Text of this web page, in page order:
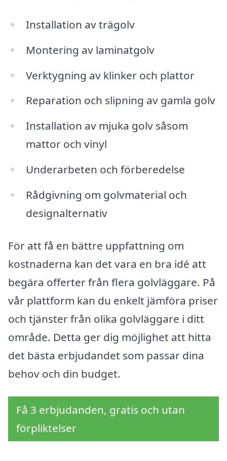
Installation av trägolv
Montering av laminatgolv
Verktygning av klinker och plattor
Reparation och slipning av gamla golv
Installation av mjuka golv såsom
mattor och vinyl
Underarbeten och förberedelse
Rådgivning om golvmaterial och
designalternativ
För att få en bättre uppfattning om
kostnaderna kan det vara en bra idé att
begära offerter från flera golvläggare. På
vår plattform kan du enkelt jämföra priser
och tjänster från olika golvläggare i ditt
område. Detta ger dig möjlighet att hitta
det bästa erbjudandet som passar dina
behov och din budget.
Få 3 erbjudanden, gratis och utan
förpliktelser